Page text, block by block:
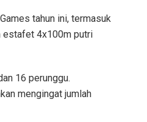
tahun ini, termasuk
estafet 4x100m putri
16 perunggu.
mengingat jumlah